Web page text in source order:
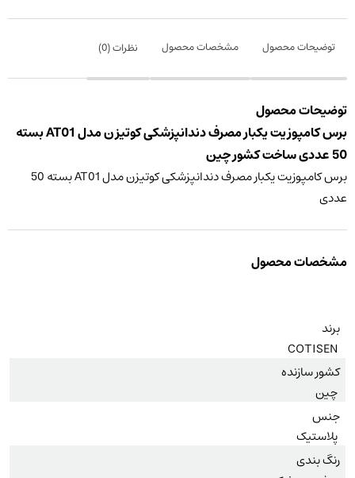
توضیحات محصول مشخصات محصول نظرات (0
)
توضیحات محصول
برس کامپوزیت یکبار مصرف دندانپزشکی کوتیزن مدل AT01 بسته
50 عددی ساخت کشور چین
برس کامپوزیت یکبار مصرف دندانپزشکی کوتیزن مدل AT01 بسته 50
عددی
مشخصات محصول
برند
COTISEN
کشور سازنده
چین
جنس
پلاستیک
رنگ بندی